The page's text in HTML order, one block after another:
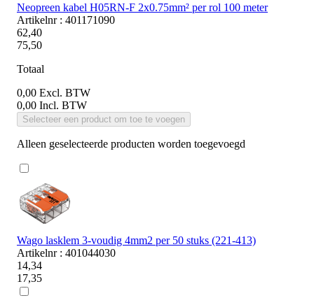
Neopreen kabel H05RN-F 2x0.75mm² per rol 100 meter
Artikelnr : 401171090
62,40
75,50
Totaal
0,00 Excl. BTW
0,00 Incl. BTW
Selecteer een product om toe te voegen
Alleen geselecteerde producten worden toegevoegd
Wago lasklem 3-voudig 4mm2 per 50 stuks (221-413)
Artikelnr : 401044030
14,34
17,35